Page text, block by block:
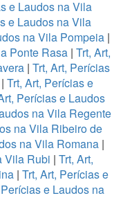
e Laudos na Vila
e Laudos na Vila
na Vila Pompeia|
Ponte Rasa | Trt, Art,
| Trt, Art, Perícias
Trt, Art, Perícias e
Perícias e Laudos
na Vila Regente
na Vila Ribeiro de
na Vila Romana |
Vila Rubi | Trt, Art,
| Trt, Art, Perícias e
e Laudos na